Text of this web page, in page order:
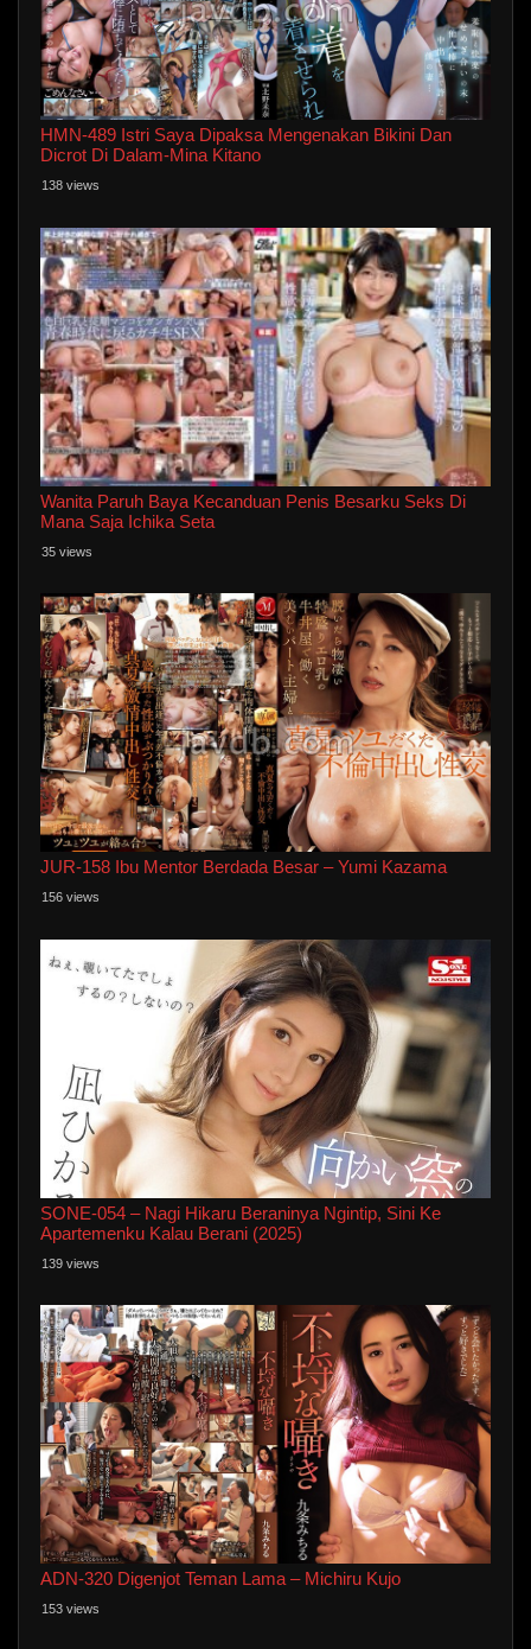
HMN-489 Istri Saya Dipaksa Mengenakan Bikini Dan
Dicrot Di Dalam-Mina Kitano
138 views
Wanita Paruh Baya Kecanduan Penis Besarku Seks Di
Mana Saja Ichika Seta
35 views
JUR-158 Ibu Mentor Berdada Besar – Yumi Kazama
156 views
SONE-054 – Nagi Hikaru Beraninya Ngintip, Sini Ke
Apartemenku Kalau Berani (2025)
139 views
ADN-320 Digenjot Teman Lama – Michiru Kujo
153 views